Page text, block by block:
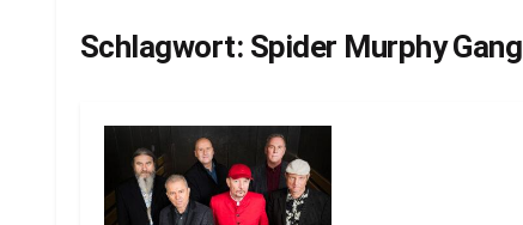
Schlagwort: Spider Murphy Gang